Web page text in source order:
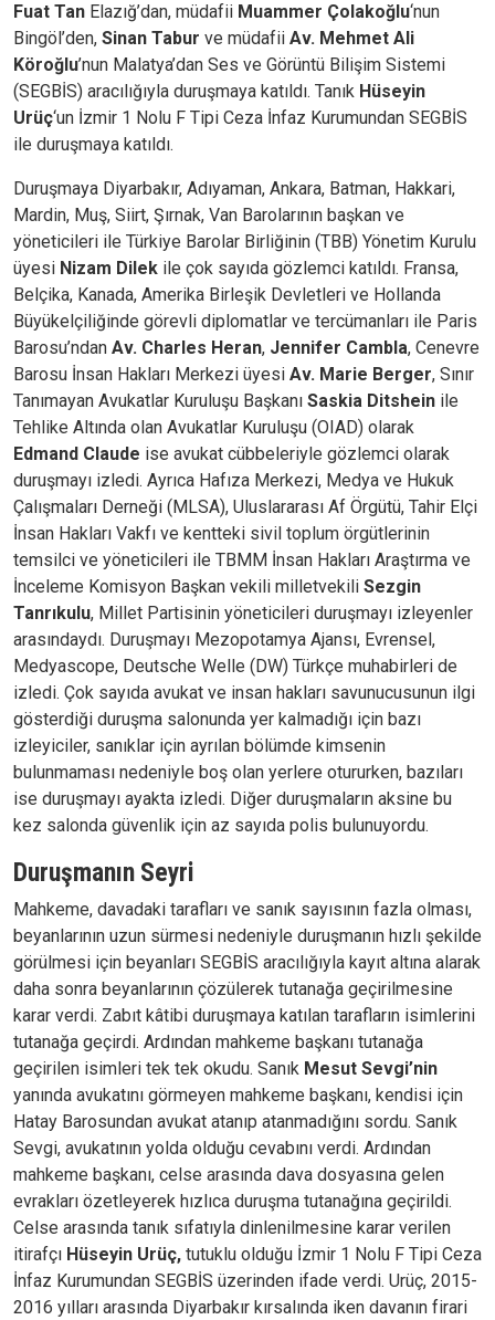
Fuat Tan Elazığ’dan, müdafii Muammer Çolakoğlu‘nun
Bingöl’den, Sinan Tabur ve müdafii Av. Mehmet Ali
Köroğlu’nun Malatya’dan Ses ve Görüntü Bilişim Sistemi
(SEGBİS) aracılığıyla duruşmaya katıldı. Tanık Hüseyin
Urüç‘un İzmir 1 Nolu F Tipi Ceza İnfaz Kurumundan SEGBİS
ile duruşmaya katıldı.
Duruşmaya Diyarbakır, Adıyaman, Ankara, Batman, Hakkari,
Mardin, Muş, Siirt, Şırnak, Van Barolarının başkan ve
yöneticileri ile Türkiye Barolar Birliğinin (TBB) Yönetim Kurulu
üyesi Nizam Dilek ile çok sayıda gözlemci katıldı. Fransa,
Belçika, Kanada, Amerika Birleşik Devletleri ve Hollanda
Büyükelçiliğinde görevli diplomatlar ve tercümanları ile Paris
Barosu’ndan Av. Charles Heran, Jennifer Cambla, Cenevre
Barosu İnsan Hakları Merkezi üyesi Av. Marie Berger, Sınır
Tanımayan Avukatlar Kuruluşu Başkanı Saskia Ditshein ile
Tehlike Altında olan Avukatlar Kuruluşu (OIAD) olarak
Edmand Claude ise avukat cübbeleriyle gözlemci olarak
duruşmayı izledi. Ayrıca Hafıza Merkezi, Medya ve Hukuk
Çalışmaları Derneği (MLSA), Uluslararası Af Örgütü, Tahir Elçi
İnsan Hakları Vakfı ve kentteki sivil toplum örgütlerinin
temsilci ve yöneticileri ile TBMM İnsan Hakları Araştırma ve
İnceleme Komisyon Başkan vekili milletvekili Sezgin
Tanrıkulu, Millet Partisinin yöneticileri duruşmayı izleyenler
arasındaydı. Duruşmayı Mezopotamya Ajansı, Evrensel,
Medyascope, Deutsche Welle (DW) Türkçe muhabirleri de
izledi. Çok sayıda avukat ve insan hakları savunucusunun ilgi
gösterdiği duruşma salonunda yer kalmadığı için bazı
izleyiciler, sanıklar için ayrılan bölümde kimsenin
bulunmaması nedeniyle boş olan yerlere otururken, bazıları
ise duruşmayı ayakta izledi. Diğer duruşmaların aksine bu
kez salonda güvenlik için az sayıda polis bulunuyordu.
Duruşmanın Seyri
Mahkeme, davadaki tarafları ve sanık sayısının fazla olması,
beyanlarının uzun sürmesi nedeniyle duruşmanın hızlı şekilde
görülmesi için beyanları SEGBİS aracılığıyla kayıt altına alarak
daha sonra beyanlarının çözülerek tutanağa geçirilmesine
karar verdi. Zabıt kâtibi duruşmaya katılan tarafların isimlerini
tutanağa geçirdi. Ardından mahkeme başkanı tutanağa
geçirilen isimleri tek tek okudu. Sanık Mesut Sevgi’nin
yanında avukatını görmeyen mahkeme başkanı, kendisi için
Hatay Barosundan avukat atanıp atanmadığını sordu. Sanık
Sevgi, avukatının yolda olduğu cevabını verdi. Ardından
mahkeme başkanı, celse arasında dava dosyasına gelen
evrakları özetleyerek hızlıca duruşma tutanağına geçirildi.
Celse arasında tanık sıfatıyla dinlenilmesine karar verilen
itirafçı Hüseyin Urüç, tutuklu olduğu İzmir 1 Nolu F Tipi Ceza
İnfaz Kurumundan SEGBİS üzerinden ifade verdi. Urüç, 2015-
2016 yılları arasında Diyarbakır kırsalında iken davanın firari